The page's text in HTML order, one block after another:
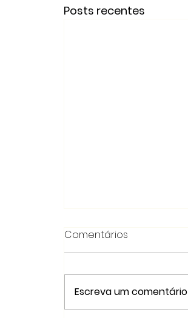
Posts recentes
Comentários
Escreva um comentário